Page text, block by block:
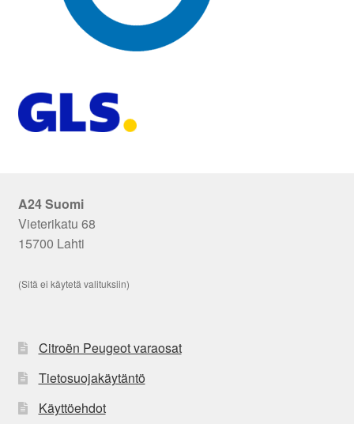
A24 Suomi
Vieterikatu 68
15700 Lahti
(Sitä ei käytetä valituksiin)
Citroën Peugeot varaosat
Tietosuojakäytäntö
Käyttöehdot